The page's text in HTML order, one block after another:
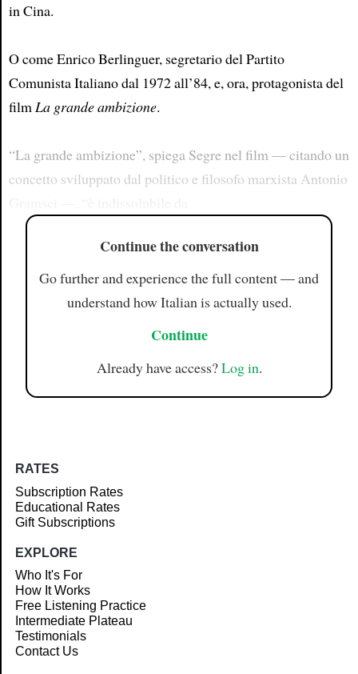
in Cina.
O come Enrico Berlinguer, segretario del Partito
Comunista Italiano dal 1972 all’84, e, ora, protagonista del
filmLa grande ambizione.
“La grande ambizione”, spiega Segre nel film — citando un
concetto sviluppato dal politico e filosofo marxista Antonio
Continue the conversation
Go further and experience the full content — and
understand how Italian is actually used.
Continue
Already have access?Log in.
RATES
Subscription Rates
Educational Rates
Gift Subscriptions
EXPLORE
Who It's For
How It Works
Free Listening Practice
Intermediate Plateau
Testimonials
Contact Us